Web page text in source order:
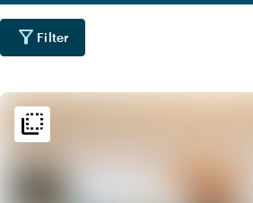
heel lekker eten. Even geen haast,
elkaar en de lekkernijen.
filter_alt Filter
flip_to_back
flip_to_back